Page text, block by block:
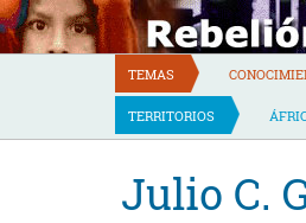
Skip
to
content
TEMAS
TERRITORIOS
Julio C.